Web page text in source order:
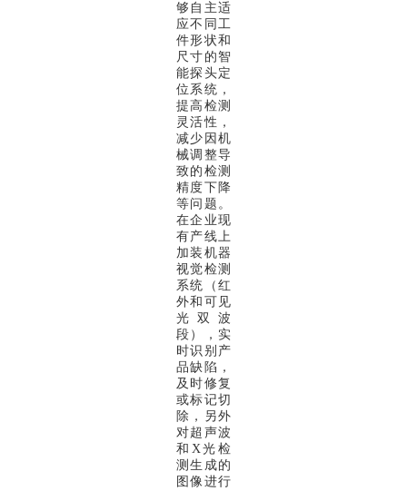
够自主适
应不同工
件形状和
尺寸的智
能探头定
位系统，
提高检测
灵活性，
减少因机
械调整导
致的检测
精度下降
等问题。
在企业现
有产线上
加装机器
视觉检测
系统（红
外和可见
光双波
段），实
时识别产
品缺陷，
及时修复
或标记切
除，另外
对超声波
和X光检
测生成的
图像进行